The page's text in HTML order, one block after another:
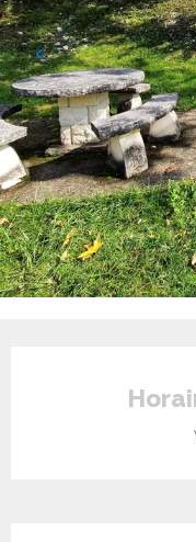
Ouverture